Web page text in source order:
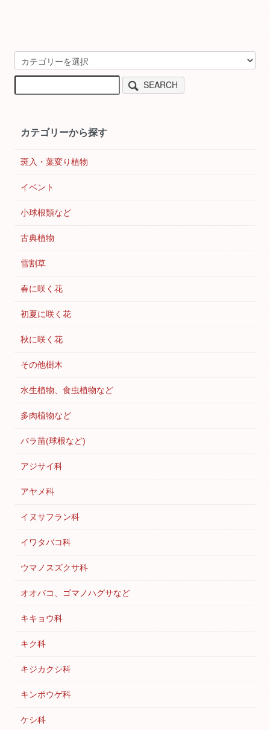
SEARCH
カテゴリーから探す
斑入・葉変り植物
イベント
小球根類など
古典植物
雪割草
春に咲く花
初夏に咲く花
秋に咲く花
その他樹木
水生植物、食虫植物など
多肉植物など
バラ苗(球根など)
アジサイ科
アヤメ科
イヌサフラン科
イワタバコ科
ウマノスズクサ科
オオバコ、ゴマノハグサなど
キキョウ科
キク科
キジカクシ科
キンポウゲ科
ケシ科